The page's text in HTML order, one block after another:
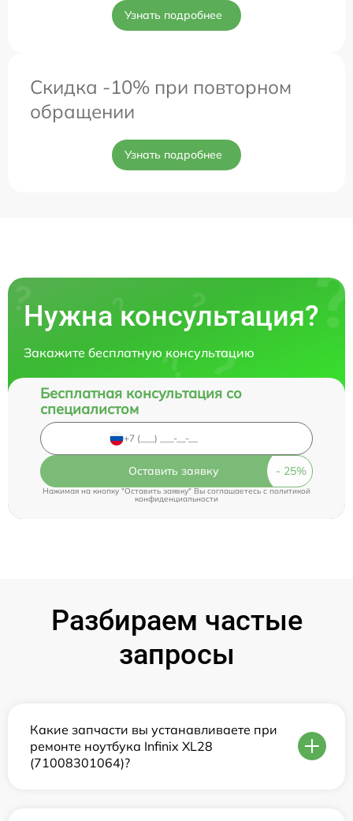
Узнать подробнее
Скидка -10% при повторном
обращении
Узнать подробнее
Нужна консультация?
Закажите бесплатную консультацию
Бесплатная консультация со
специалистом
Оставить заявку
Нажимая на кнопку "Оставить заявку" Вы соглашаетесь cполитикой
конфиденциальности
Разбираем частые
запросы
Какие запчасти вы устанавливаете при
ремонте ноутбука Infinix XL28
(71008301064)?